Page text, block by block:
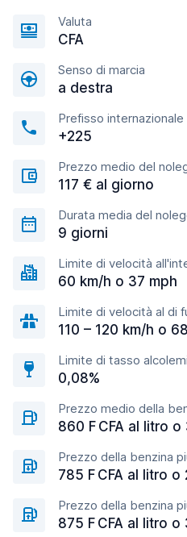
Valuta
CFA
Senso di marcia
a destra
Prefisso internazionale
+225
Prezzo medio del
117 € al giorno
Durata media del
9 giorni
Limite di velocità
60 km/h o 37 mph
Limite di velocità al di
110 – 120 km/h o
Limite di tasso
0,08%
Prezzo medio della
860 F CFA al litro o
Prezzo della benzina
785 F CFA al litro o
Prezzo della benzina
875 F CFA al litro o